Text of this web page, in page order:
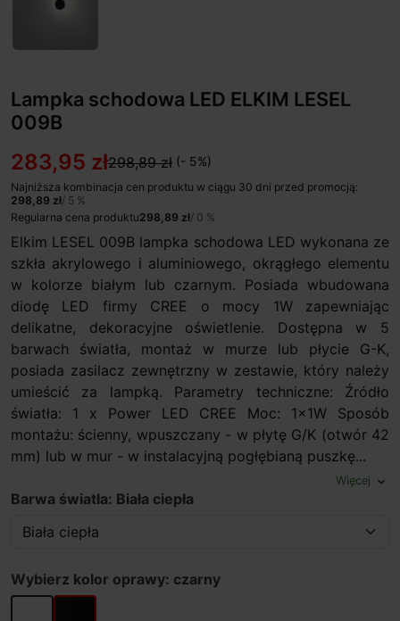
Lampka schodowa LED ELKIM LESEL
009B
283,95 zł298,89 zł (- 5%)
Najniższa kombinacja cen produktu w ciągu 30 dni przed promocją:
298,89 zł/ 5 %
Regularna cena produktu298,89 zł/ 0 %
Elkim LESEL 009B lampka schodowa LED wykonana ze
szkła akrylowego i aluminiowego, okrągłego elementu
w kolorze białym lub czarnym. Posiada wbudowana
diodę LED firmy CREE o mocy 1W zapewniając
delikatne, dekoracyjne oświetlenie. Dostępna w 5
barwach światła, montaż w murze lub płycie G-K,
posiada zasilacz zewnętrzny w zestawie, który należy
umieścić za lampką. Parametry techniczne: Źródło
światła: 1 x Power LED CREE Moc: 1x1W Sposób
montażu: ścienny, wpuszczany - w płytę G/K (otwór 42
mm) lub w mur - w instalacyjną pogłębianą puszkę...
Więcej expand_more
Barwa światła: Biała ciepła
Wybierz kolor oprawy: czarny
biały czarny